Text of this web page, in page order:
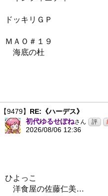
ドッキリＧＰ
ＭＡＯ＃１９
海底の杜
【9479】 RE:《ハーデス》
初代ゆるせぽねさん
2026/08/06 12:36
ひよっこ
洋食屋の佐藤仁美…